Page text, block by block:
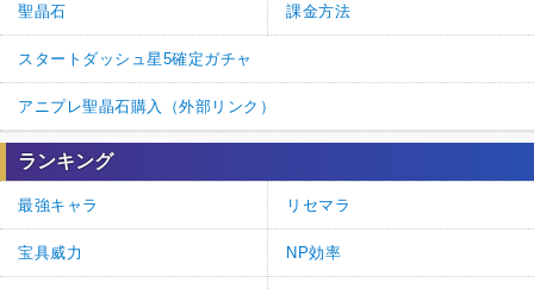
聖晶石 課金方法
スタートダッシュ星5確定ガチャ
アニプレ聖晶石購入（外部リンク）
ランキング
最強キャラ リセマラ
宝具威力 NP効率